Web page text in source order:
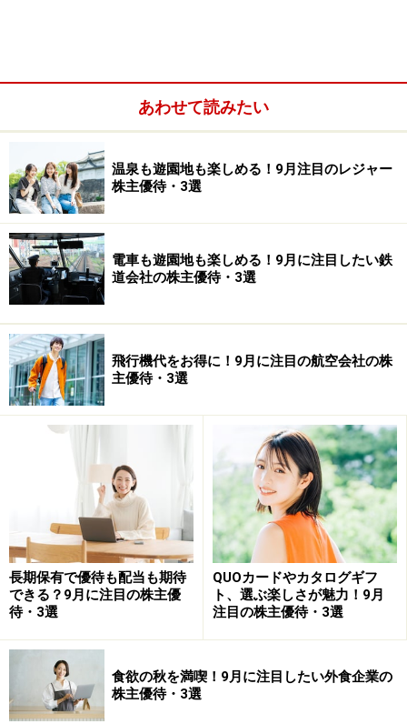
今回は、6月権利取り銘柄のなかから、中長期投資との
相性という観点で注目される優待株を3銘柄紹介しま
す。
日本マクドナルドホールディングス＜2702
＞
日本マクドナルドホールディングス＜2702＞は、人気優
待銘柄の1つです。1年以上の継続保有が必要ですが、株
主優待としてバーガー類、サイドメニュー、ドリンクの
商品引換券がセットになった優待冊子が提供されていま
す。ブランド力が非常に強く、幅広い世代が利用しやす
い点も特徴です。新NISAでは「長く保有しやすい銘柄」
を探す投資家も増えていますが、同社は優待目的の長期
保有投資家も多い銘柄の1つです。一方で人気優待株と
いうこともあり、株価水準は比較的高めに推移しやすい
傾向があります。優待だけでなく、業績推移や月次ベー
スの既存店動向なども含めて確認することが重要です。
パン・パシフィック・インターナショナル
HD＜7532＞
パン・パシフィック・インターナショナルHD＜7532＞
あわせて読みたい
温泉も遊園地も楽しめる！9月注目のレジャー
株主優待・3選
電車も遊園地も楽しめる！9月に注目したい鉄
道会社の株主優待・3選
飛行機代をお得に！9月に注目の航空会社の株
主優待・3選
長期保有で優待も配当も期待
できる？9月に注目の株主優
待・3選
QUOカードやカタログギフ
ト、選ぶ楽しさが魅力！9月
注目の株主優待・3選
食欲の秋を満喫！9月に注目したい外食企業の
株主優待・3選